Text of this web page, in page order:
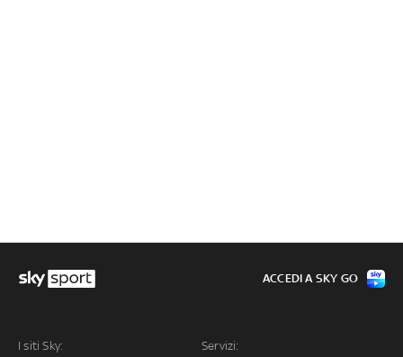
I siti Sky: Servizi:
ACCEDI A SKY GO